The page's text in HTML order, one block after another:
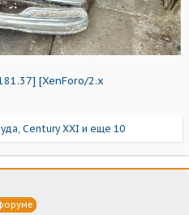
[XenForo/2.x
Century XXI и еще 10